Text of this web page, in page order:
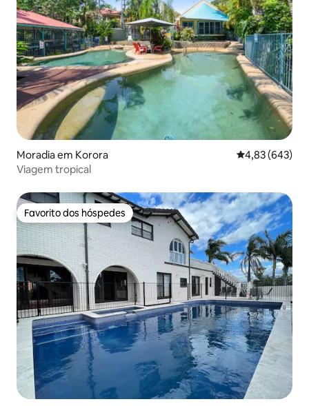
Moradia em Korora Classificação
4,83 (643)
Viagem tropical
Favorito dos hóspedes
Favorito dos hóspedes